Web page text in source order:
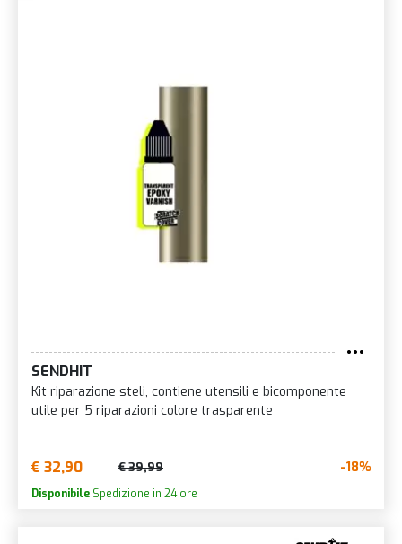
SENDHIT
Kit riparazione steli, contiene utensili e bicomponente
utile per 5 riparazioni colore trasparente
€ 32,90 € 39,99 -18%
Disponibile Spedizione in 24 ore